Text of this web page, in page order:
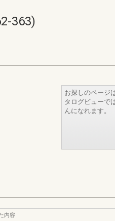
363)
お探しのページ
タログビューで
んになれます。
内容